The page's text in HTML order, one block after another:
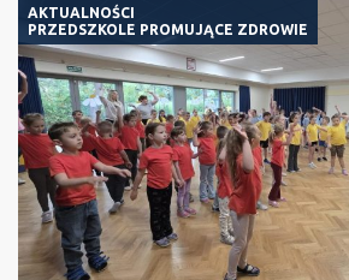
AKTUALNOŚCI
PRZEDSZKOLE PROMUJĄCE ZDROWIE